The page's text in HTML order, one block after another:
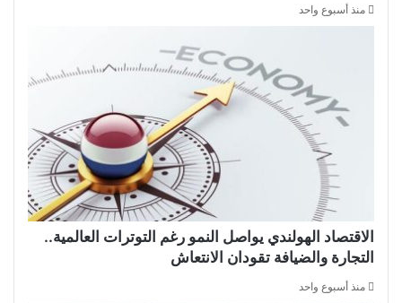
منذ أسبوع واحد
الاقتصاد الهولندي يواصل النمو رغم التوترات العالمية..
التجارة والضيافة تقودان الانتعاش
منذ أسبوع واحد